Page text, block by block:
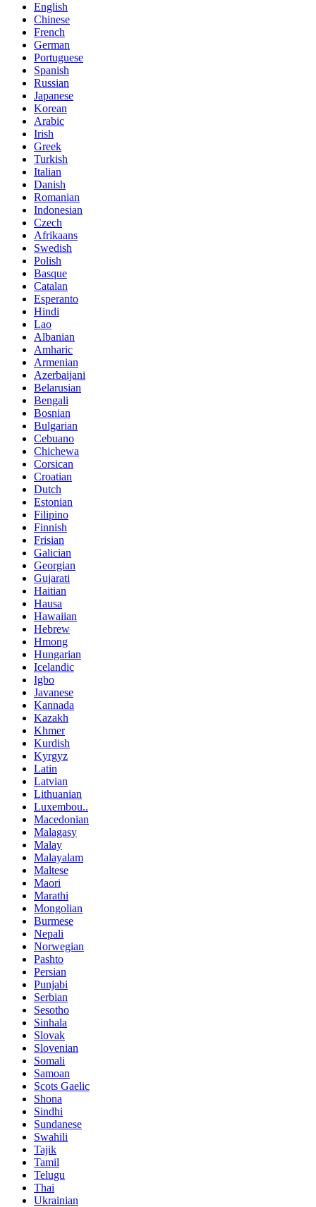
English
Chinese
French
German
Portuguese
Spanish
Russian
Japanese
Korean
Arabic
Irish
Greek
Turkish
Italian
Danish
Romanian
Indonesian
Czech
Afrikaans
Swedish
Polish
Basque
Catalan
Esperanto
Hindi
Lao
Albanian
Amharic
Armenian
Azerbaijani
Belarusian
Bengali
Bosnian
Bulgarian
Cebuano
Chichewa
Corsican
Croatian
Dutch
Estonian
Filipino
Finnish
Frisian
Galician
Georgian
Gujarati
Haitian
Hausa
Hawaiian
Hebrew
Hmong
Hungarian
Icelandic
Igbo
Javanese
Kannada
Kazakh
Khmer
Kurdish
Kyrgyz
Latin
Latvian
Lithuanian
Luxembou..
Macedonian
Malagasy
Malay
Malayalam
Maltese
Maori
Marathi
Mongolian
Burmese
Nepali
Norwegian
Pashto
Persian
Punjabi
Serbian
Sesotho
Sinhala
Slovak
Slovenian
Somali
Samoan
Scots Gaelic
Shona
Sindhi
Sundanese
Swahili
Tajik
Tamil
Telugu
Thai
Ukrainian